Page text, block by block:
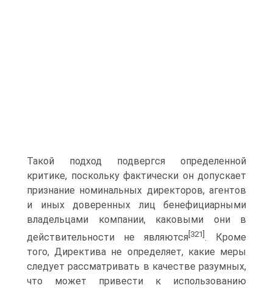
Такой подход подвергся определенной
критике, поскольку фактически он допускает
признание номинальных директоров, агентов
и иных доверенных лиц бенефициарными
владельцами компании, каковыми они в
действительности не являются [321]. Кроме
того, Директива не определяет, какие меры
следует рассматривать в качестве разумных,
что может привести к использованию